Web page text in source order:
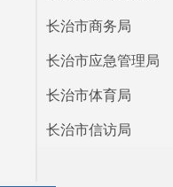
长治市商务局
长治市应急管理局
长治市体育局
长治市信访局